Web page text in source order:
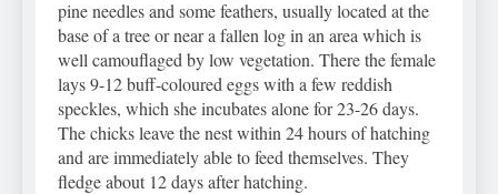
pine needles and some feathers, usually located at the
base of a tree or near a fallen log in an area which is
well camouflaged by low vegetation. There the female
lays 9-12 buff-coloured eggs with a few reddish
speckles, which she incubates alone for 23-26 days.
The chicks leave the nest within 24 hours of hatching
and are immediately able to feed themselves. They
fledge about 12 days after hatching.